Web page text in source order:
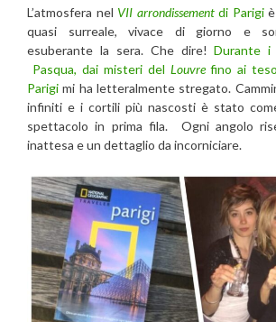
L’atmosfera nel VII arrondissementdi Parigiè
quasi surreale, vivace di giorno e
esuberante la sera. Che dire!Durante
Pasqua, dai misteri del Louvrefino ai
Parigi mi ha letteralmente stregato.
infiniti e i cortili più nascosti è stato
spettacolo in prima fila. Ogni angolo
inattesa e un dettaglio da incorniciare.